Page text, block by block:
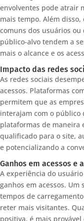
envolventes pode atrair
mais tempo. Além
comuns dos usuários
público-alvo tendem a
mais o alcance e os
Impacto das redes
As redes sociais
acessos. Plataformas
permitem que as
interajam com o público
plataformas de maneira
qualificado para o site,
e potencializando a
Ganhos em acessos e
A experiência do
ganhos em acessos.
tempos de
reter mais visitantes.
positiva, é mais